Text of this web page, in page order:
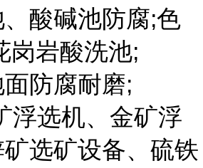
酸碱池防腐;色
岗岩酸洗池;
防腐耐磨;
浮选机、金矿浮
选矿设备、硫铁